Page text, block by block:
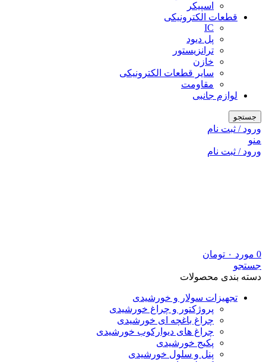
اسپیکر
قطعات الکترونیکی
IC
پل دیود
ترانزیستور
خازن
سایر قطعات الکترونیکی
مقاومت
لوازم جانبی
جستجو
ورود / ثبت نام
منو
ورود / ثبت نام
0 مورد ۰ تومان
جستجو
دسته بندی محصولات
تجهیزات سولار و خورشیدی
پروژکتور و چراغ خورشیدی
چراغ باغچه ای خورشیدی
چراغ های دیوارکوب خورشیدی
پکیج خورشیدی
پنل و سلول خورشیدی